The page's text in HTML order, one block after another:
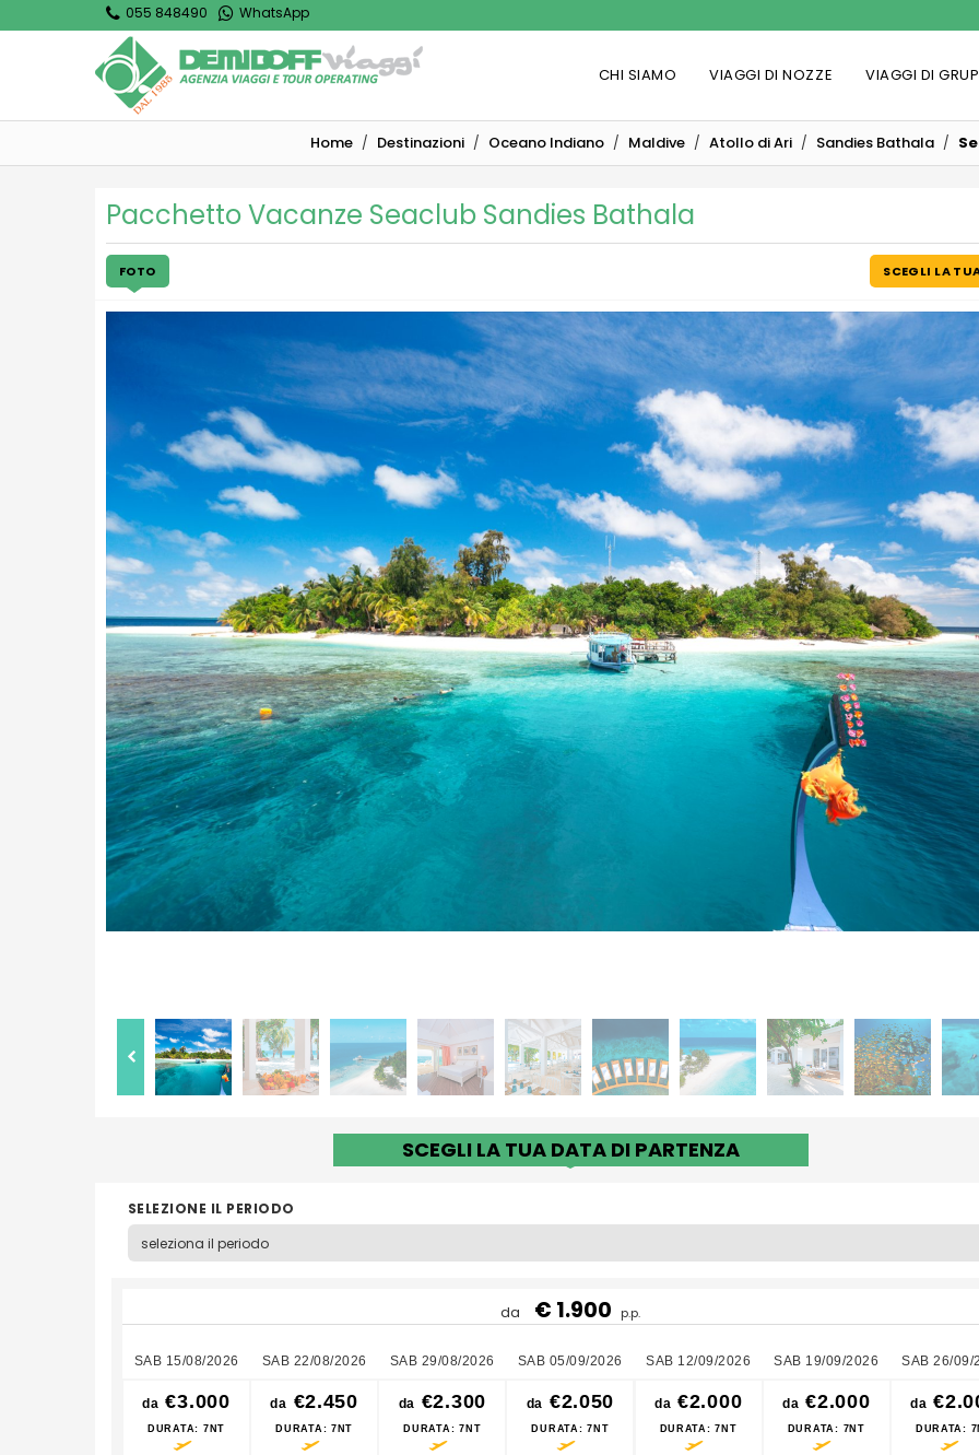
055 848490 WhatsApp
CHI SIAMO VIAGGI DI NOZZE VIAGGI DI
Home Destinazioni Oceano Indiano Maldive Atollo di Ari Sandies Bathala
Pacchetto Vacanze Seaclub Sandies Bathala
FOTO SCEGLI LA
SCEGLI LA TUA DATA DI PARTENZA
SELEZIONE IL PERIODO
da € 1.900 p.p.
SAB 15/08/2026
da €3.000
DURATA: 7NT
SAB 22/08/2026
da €2.450
DURATA : 7NT
SAB 29/08/2026
da €2.300
DURATA : 7NT
SAB 05/09/2026
da €2.050
DURATA : 7NT
SAB 12/09/2026
da €2.000
DURATA : 7NT
SAB 19/09/2026
da €2.000
DURATA: 7NT
SAB 26/09/
da
DURATA: